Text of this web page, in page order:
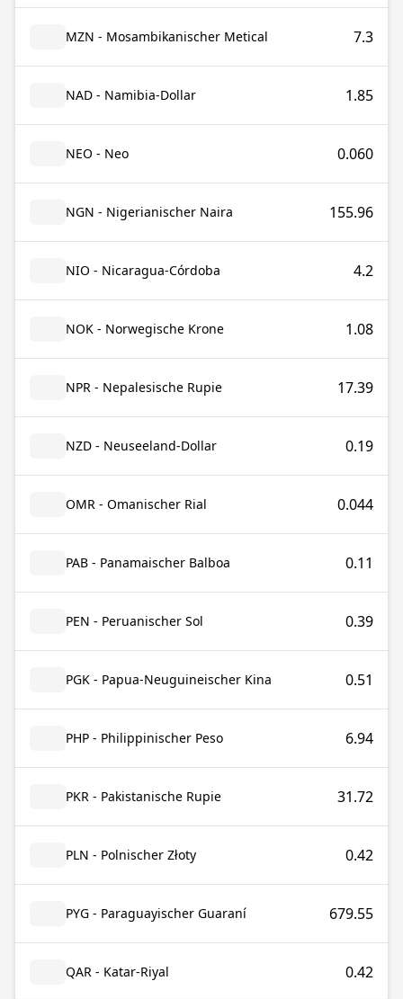
MZN - Mosambikanischer Metical 7.3
NAD - Namibia-Dollar 1.85
NEO - Neo 0.060
NGN - Nigerianischer Naira 155.96
NIO - Nicaragua-Córdoba 4.2
NOK - Norwegische Krone 1.08
NPR - Nepalesische Rupie 17.39
NZD - Neuseeland-Dollar 0.19
OMR - Omanischer Rial 0.044
PAB - Panamaischer Balboa 0.11
PEN - Peruanischer Sol 0.39
PGK - Papua-Neuguineischer Kina 0.51
PHP - Philippinischer Peso 6.94
PKR - Pakistanische Rupie 31.72
PLN - Polnischer Złoty 0.42
PYG - Paraguayischer Guaraní 679.55
QAR - Katar-Riyal 0.42